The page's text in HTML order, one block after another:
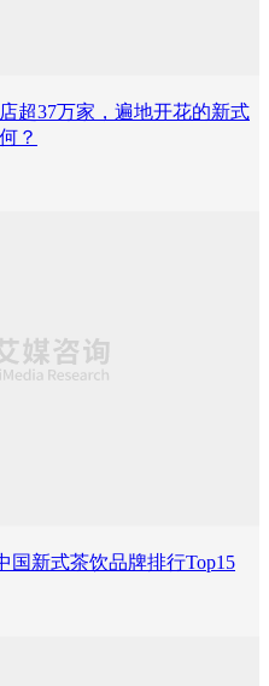
超37万家，遍地开花的新式
？
国新式茶饮品牌排行Top15